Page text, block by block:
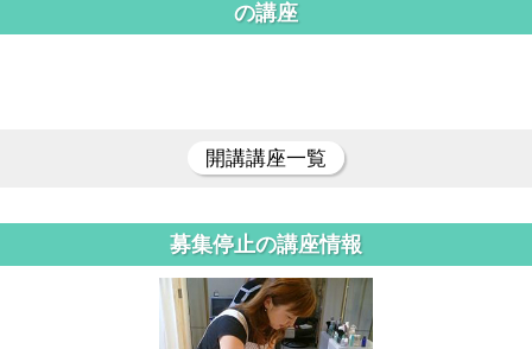
の講座
開講講座一覧
募集停止の講座情報